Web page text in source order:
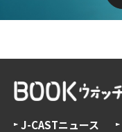
J-CASTニュース